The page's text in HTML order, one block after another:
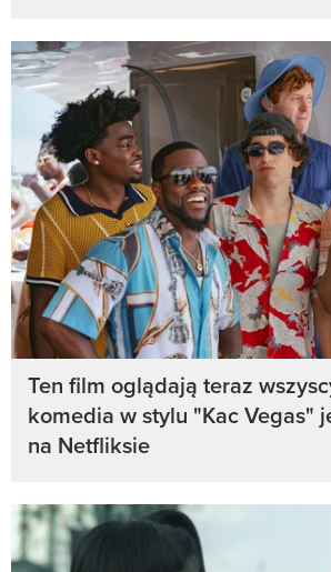
Ten film oglądają teraz
komedia w stylu "Kac Vegas"
na Netfliksie